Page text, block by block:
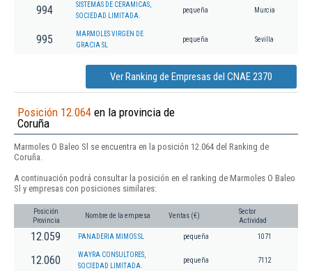
994
SISTEMAS DE CERAMICAS,
SOCIEDAD LIMITADA.
pequeña Murcia
995
MARMOLES VIRGEN DE
GRACIA SL
pequeña Sevilla
Ver Ranking de Empresas del CNAE 2370
Posición 12.064 en la provincia de
Coruña
Marmoles O Baleo Sl se encuentra en la posición 12.064 del Ranking de
Coruña.
A continuación podrá consultar la posición en el ranking de Marmoles O Baleo
Sl y empresas con posiciones similares:
Posición
Provincia
Nombre de la empresa Ventas (€)
Sector
Actividad
12.059 PANADERIA MIMOS SL pequeña 1071
12.060
WAYRA CONSULTORES,
SOCIEDAD LIMITADA.
pequeña 7112